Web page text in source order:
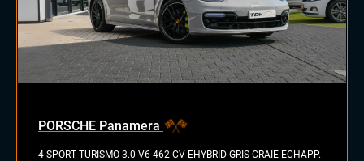
PORSCHE Panamera
4 SPORT TURISMO 3.0 V6 462 CV EHYBRID GRIS CRAIE ECHAPP.